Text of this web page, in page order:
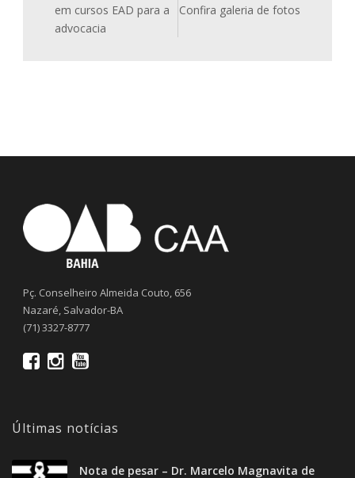
em cursos EAD para a
advocacia
Confira galeria de fotos
Pç. Conselheiro Almeida Couto, 656
Nazaré, Salvador-BA
(71) 3327-8777
Últimas notícias
Nota de pesar – Dr. Marcelo Magnavita de